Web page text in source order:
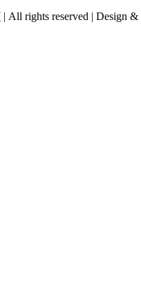
| All rights reserved | Design &